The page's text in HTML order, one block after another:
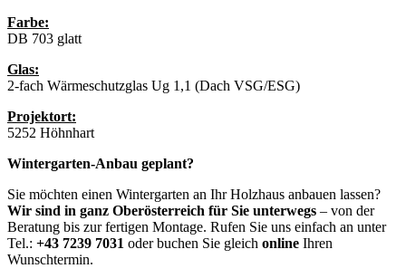
Farbe:
DB 703 glatt
Glas:
2-fach Wärmeschutzglas Ug 1,1 (Dach VSG/ESG)
Projektort:
5252 Höhnhart
Wintergarten-Anbau geplant?
Sie möchten einen Wintergarten an Ihr Holzhaus anbauen lassen?
Wir sind in ganz Oberösterreich für Sie unterwegs – von der
Beratung bis zur fertigen Montage. Rufen Sie uns einfach an unter
Tel.: +43 7239 7031 oder buchen Sie gleich online Ihren
Wunschtermin.